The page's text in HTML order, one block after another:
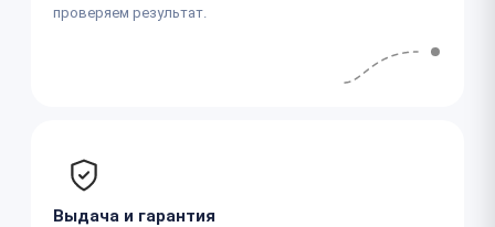
проверяем результат.
Выдача и гарантия